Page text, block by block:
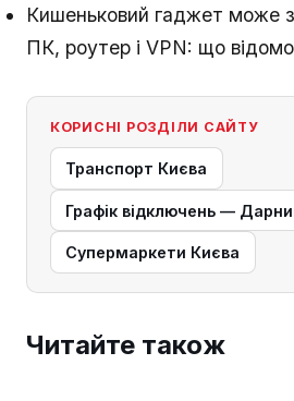
Кишеньковий гаджет може
ПК, роутер і VPN: що
КОРИСНІ РОЗДІЛИ САЙТУ
Транспорт Києва
Графік відключень —
Супермаркети Києва
Читайте також